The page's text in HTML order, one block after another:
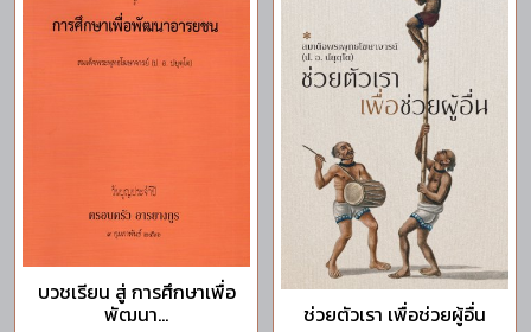
บวชเรียน สู่ การศึกษาเพื่อ
พัฒนา... ช่วยตัวเรา เพื่อช่วยผู้อื่น